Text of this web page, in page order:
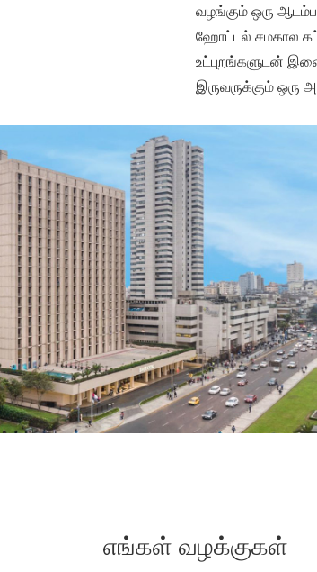
வழங்கும் ஒரு
ஹோட்டல் சமகால
உட்புறங்களுடன்
இருவருக்கும் ஒரு
எங்கள் வழக்குகள்